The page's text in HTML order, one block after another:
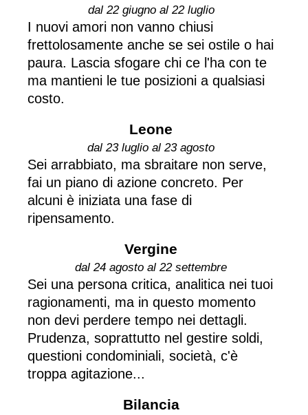
dal 22 giugno al 22 luglio
I nuovi amori non vanno chiusi
frettolosamente anche se sei ostile o hai
paura. Lascia sfogare chi ce l'ha con te
ma mantieni le tue posizioni a qualsiasi
costo.
Leone
dal 23 luglio al 23 agosto
Sei arrabbiato, ma sbraitare non serve,
fai un piano di azione concreto. Per
alcuni è iniziata una fase di
ripensamento.
Vergine
dal 24 agosto al 22 settembre
Sei una persona critica, analitica nei tuoi
ragionamenti, ma in questo momento
non devi perdere tempo nei dettagli.
Prudenza, soprattutto nel gestire soldi,
questioni condominiali, società, c'è
troppa agitazione...
Bilancia